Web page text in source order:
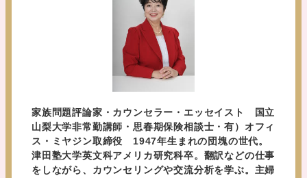
家族問題評論家・カウンセラー・エッセイスト 国立
山梨大学非常勤講師・思春期保険相談士・有）オフィ
ス・ミヤジン取締役 1947年生まれの団塊の世代。
津田塾大学英文科アメリカ研究科卒。翻訳などの仕事
をしながら、カウンセリングや交流分析を学ぶ。主婦